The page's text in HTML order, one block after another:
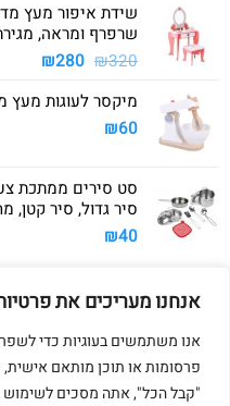
אנחנו מעריכים את
אנו משתמשים בעוגיות כדי
פרסומות או תוכן מותאם
"קבל הכל", אתה מסכים לשימוש
שידת איפור מעץ
שרפרף ומראה,
₪320
המחיר
היה:
₪280 המחיר
הוא:
מיקסר לעוגות מעץ
₪60
סיר גדול, סיר קטן,
₪40
Visa
דף הבית מדיניות משלוחים
הסדרי נגישות